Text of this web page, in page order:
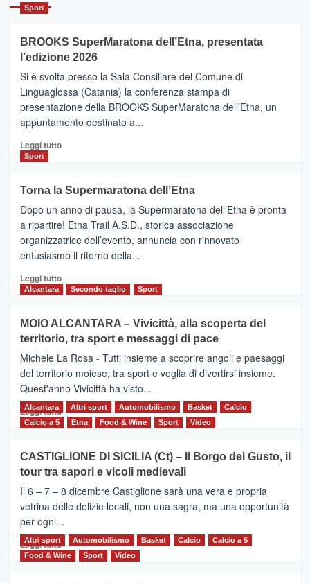
con
la
Al
via
i
collegamenti
Sport
BROOKS SuperMaratona dell’Etna, presentata
l’edizione 2026
Si è svolta presso la Sala Consiliare del Comune di
Linguaglossa (Catania) la conferenza stampa di
presentazione della BROOKS SuperMaratona dell’Etna, un
appuntamento destinato a...
Leggi tuttoLeggi
BROOKS
SuperMaratona
dell’Etna,
presentata
l’edizione
2026
Sport
Torna la Supermaratona dell’Etna
Dopo un anno di pausa, la Supermaratona dell’Etna è pronta
a ripartire! Etna Trail A.S.D., storica associazione
organizzatrice dell’evento, annuncia con rinnovato
entusiasmo il ritorno della...
Leggi tuttoLeggi
Torna
la
Supermaratona
dell’Etna
Alcantara Secondo taglio Sport
MOIO ALCANTARA – Vivicittà, alla scoperta del
territorio, tra sport e messaggi di pace
Michele La Rosa - Tutti insieme a scoprire angoli e paesaggi
del territorio moiese, tra sport e voglia di divertirsi insieme.
Quest'anno Vivicittà ha visto...
Leggi tutto Leggi
MOIO
ALCANTARA
–
Vivicittà,
alla
scoperta
del
territorio,
Alcantara Altri sport Automobilismo Basket
Calcio
Calcio a 5
Etna Food & Wine Sport Video
CASTIGLIONE DI SICILIA (Ct) – Il Borgo del Gusto, il
tour tra sapori e vicoli medievali
Il 6 – 7 – 8 dicembre Castiglione sarà una vera e propria
vetrina delle delizie locali, non una sagra, ma una opportunità
per ogni...
Leggi tuttoLeggi
di
Altri sport Automobilismo Basket Calcio
Calcio a 5
Food & Wine
Sport Video